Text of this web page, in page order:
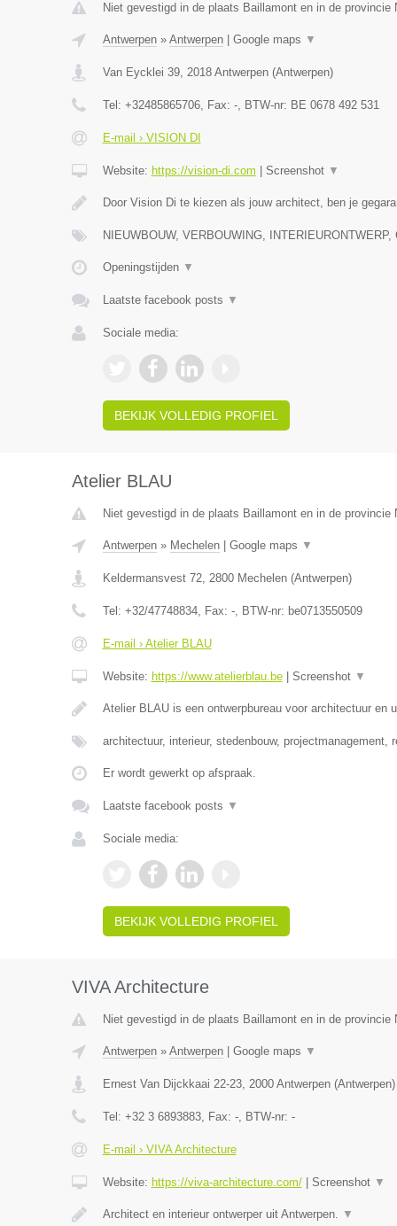
Niet gevestigd in de plaats Baillamont en in de provincie
Antwerpen» Antwerpen| Google maps ▼
Van Eycklei 39, 2018 Antwerpen(Antwerpen)
Tel: +32485865706, Fax: -, BTW-nr: BE 0678 492 531
E-mail › VISION DI
Website: https://vision-di.com Screenshot ▼
Door Vision Di te kiezen als jouw architect, ben je
NIEUWBOUW, VERBOUWING,
Openingstijden ▼
Laatste facebook posts ▼
Sociale media:
BEKIJK VOLLEDIG PROFIEL
Atelier BLAU
Niet gevestigd in de plaats Baillamont en in de provincie
Antwerpen» Mechelen| Google maps ▼
Keldermansvest 72, 2800 Mechelen(Antwerpen)
Tel: +32/47748834, Fax: -, BTW-nr: be0713550509
E-mail › Atelier BLAU
Website: https://www.atelierblau.be| Screenshot ▼
Atelier BLAU is een ontwerpbureau voor architectuur en
architectuur, interieur, stedenbouw, projectmanagement,
Er wordt gewerkt op afspraak.
Laatste facebook posts ▼
Sociale media:
BEKIJK VOLLEDIG PROFIEL
VIVA Architecture
Niet gevestigd in de plaats Baillamont en in de provincie
Antwerpen» Antwerpen| Google maps ▼
Ernest Van Dijckkaai 22-23, 2000 Antwerpen(Antwerpen)
Tel: +32 3 6893883, Fax: -, BTW-nr: -
E-mail › VIVA Architecture
Website: https://viva-architecture.com/| Screenshot ▼
Architect en interieur ontwerper uit Antwerpen. ▼